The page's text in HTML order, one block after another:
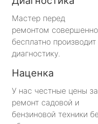
Мастер перед
ремонтом совершенно
бесплатно производит
диагностику.
Наценка
У нас честные цены за
ремонт садовой и
бензиновой техники